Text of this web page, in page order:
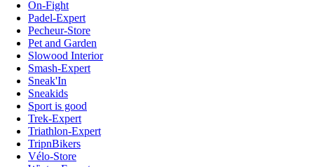
On-Fight
Padel-Expert
Pecheur-Store
Pet and Garden
Slowood Interior
Smash-Expert
Sneak'In
Sneakids
Sport is good
Trek-Expert
Triathlon-Expert
TripnBikers
Vélo-Store